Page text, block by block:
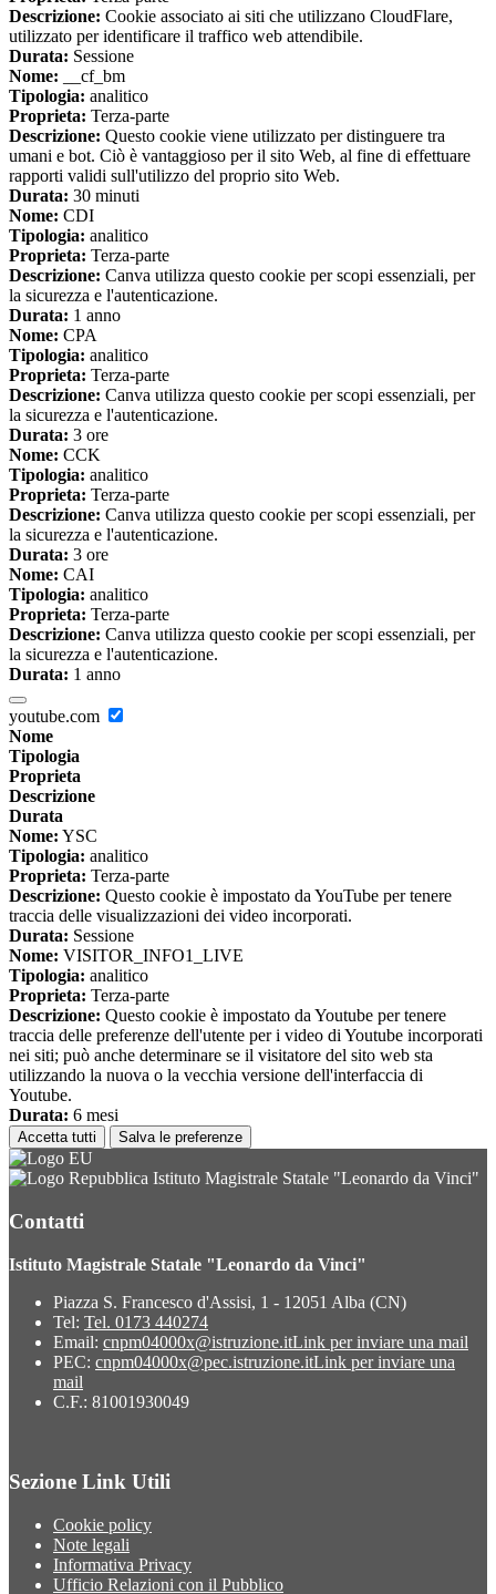
Descrizione: Cookie associato ai siti che utilizzano CloudFlare,
utilizzato per identificare il traffico web attendibile.
Durata: Sessione
Nome: __cf_bm
Tipologia: analitico
Proprieta: Terza-parte
Descrizione: Questo cookie viene utilizzato per distinguere tra
umani e bot. Ciò è vantaggioso per il sito Web, al fine di effettuare
rapporti validi sull'utilizzo del proprio sito Web.
Durata: 30 minuti
Nome: CDI
Tipologia: analitico
Proprieta: Terza-parte
Descrizione: Canva utilizza questo cookie per scopi essenziali, per
la sicurezza e l'autenticazione.
Durata: 1 anno
Nome: CPA
Tipologia: analitico
Proprieta: Terza-parte
Descrizione: Canva utilizza questo cookie per scopi essenziali, per
la sicurezza e l'autenticazione.
Durata: 3 ore
Nome: CCK
Tipologia: analitico
Proprieta: Terza-parte
Descrizione: Canva utilizza questo cookie per scopi essenziali, per
la sicurezza e l'autenticazione.
Durata: 3 ore
Nome: CAI
Tipologia: analitico
Proprieta: Terza-parte
Descrizione: Canva utilizza questo cookie per scopi essenziali, per
la sicurezza e l'autenticazione.
Durata: 1 anno
youtube.com
Nome
Tipologia
Proprieta
Descrizione
Durata
Nome: YSC
Tipologia: analitico
Proprieta: Terza-parte
Descrizione: Questo cookie è impostato da YouTube per tenere
traccia delle visualizzazioni dei video incorporati.
Durata: Sessione
Nome: VISITOR_INFO1_LIVE
Tipologia: analitico
Proprieta: Terza-parte
Descrizione: Questo cookie è impostato da Youtube per tenere
traccia delle preferenze dell'utente per i video di Youtube incorporati
nei siti; può anche determinare se il visitatore del sito web sta
utilizzando la nuova o la vecchia versione dell'interfaccia di
Youtube.
Durata: 6 mesi
Accetta tutti Salva le preferenze
Istituto Magistrale Statale "Leonardo da Vinci"
Contatti
Istituto Magistrale Statale "Leonardo da Vinci"
Piazza S. Francesco d'Assisi, 1 - 12051 Alba (CN)
Tel: Tel. 0173 440274
Email: cnpm04000x@istruzione.itLink per inviare una mail
PEC: cnpm04000x@pec.istruzione.itLink per inviare una
mail
C.F.: 81001930049
Sezione Link Utili
Cookie policy
Note legali
Informativa Privacy
Ufficio Relazioni con il Pubblico